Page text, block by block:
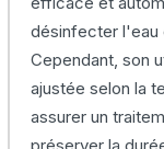
désinfecter l'eau
Cependant, son
ajustée selon la
assurer un